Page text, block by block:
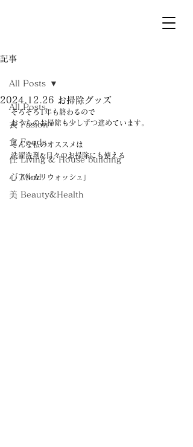
記事
All Posts
衣 Fasion
食 Foods
住 Living & House building
心 Mind
美 Beauty&Health
All Posts
2024.12.26 お掃除グッズ
そろそろ1年も終わるので
おうちのお掃除も少しずつ進めています。
そんな私のオススメは
洗濯洗剤&日々のお掃除にも使える
「アルカリウォッシュ」